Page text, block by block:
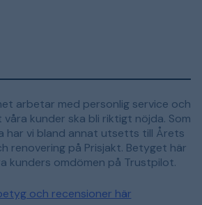
arbetar med personlig service och
kunder ska bli riktigt nöjda. Som
vi bland annat utsetts till Årets
renovering på Prisjakt. Betyget här
kunders omdömen på Trustpilot.
och recensioner här